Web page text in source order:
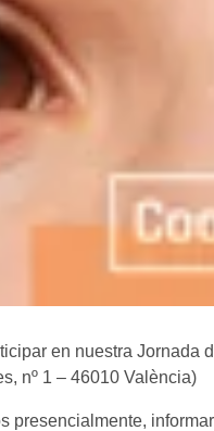
en nuestra Jornada
nº 1 – 46010 València)
presencialmente,